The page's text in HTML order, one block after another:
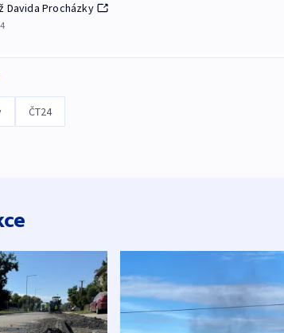
Davida Procházky
ČT24